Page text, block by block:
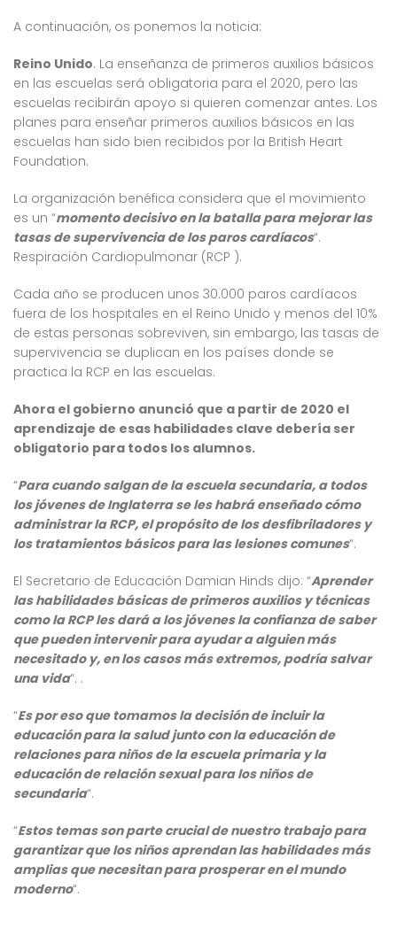
A continuación, os ponemos la noticia:
Reino Unido. La enseñanza de primeros auxilios básicos
en las escuelas será obligatoria para el 2020, pero las
escuelas recibirán apoyo si quieren comenzar antes. Los
planes para enseñar primeros auxilios básicos en las
escuelas han sido bien recibidos por la British Heart
Foundation.
La organización benéfica considera que el movimiento
es un “momento decisivo en la batalla para mejorar las
tasas de supervivencia de los paros cardíacos“.
Respiración Cardiopulmonar (RCP ).
Cada año se producen unos 30.000 paros cardíacos
fuera de los hospitales en el Reino Unido y menos del 10%
de estas personas sobreviven, sin embargo, las tasas de
supervivencia se duplican en los países donde se
practica la RCP en las escuelas.
Ahora el gobierno anunció que a partir de 2020 el
aprendizaje de esas habilidades clave debería ser
obligatorio para todos los alumnos.
“Para cuando salgan de la escuela secundaria, a todos
los jóvenes de Inglaterra se les habrá enseñado cómo
administrar la RCP, el propósito de los desfibriladores y
los tratamientos básicos para las lesiones comunes“.
El Secretario de Educación Damian Hinds dijo: “Aprender
las habilidades básicas de primeros auxilios y técnicas
como la RCP les dará a los jóvenes la confianza de saber
que pueden intervenir para ayudar a alguien más
necesitado y, en los casos más extremos, podría salvar
una vida“. .
“Es por eso que tomamos la decisión de incluir la
educación para la salud junto con la educación de
relaciones para niños de la escuela primaria y la
educación de relación sexual para los niños de
secundaria“.
“Estos temas son parte crucial de nuestro trabajo para
garantizar que los niños aprendan las habilidades más
amplias que necesitan para prosperar en el mundo
moderno“.